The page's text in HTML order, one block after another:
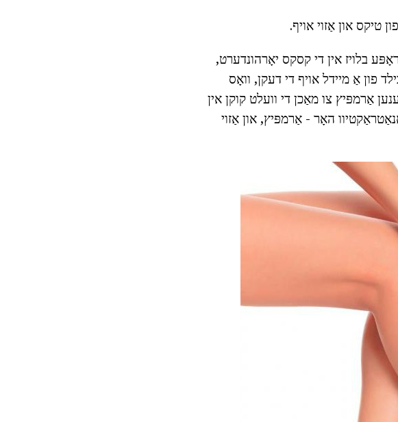
טיקס און אַזוי אויף.
בלויז אין די קסקס יאָרהונדערט,
פון אַ מיידל אויף די דעקן, וואָס
אַרמפּיץ צו מאַכן די וועלט קוקן אין
האָר - אַרמפּיץ, און אַזוי